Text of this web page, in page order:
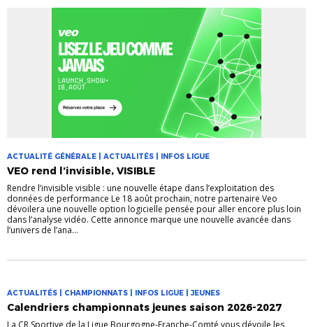
ACTUALITÉ GÉNÉRALE | ACTUALITÉS | INFOS LIGUE
VEO rend l’invisible, VISIBLE
Rendre l’invisible visible : une nouvelle étape dans l’exploitation des
données de performance Le 18 août prochain, notre partenaire Veo
dévoilera une nouvelle option logicielle pensée pour aller encore plus loin
dans l’analyse vidéo. Cette annonce marque une nouvelle avancée dans
l’univers de l’ana...
ACTUALITÉS | CHAMPIONNATS | INFOS LIGUE | JEUNES
Calendriers championnats jeunes saison 2026-2027